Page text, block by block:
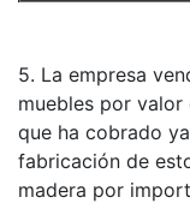
5. La empresa
muebles por
que ha cobrado
fabricación de
madera por